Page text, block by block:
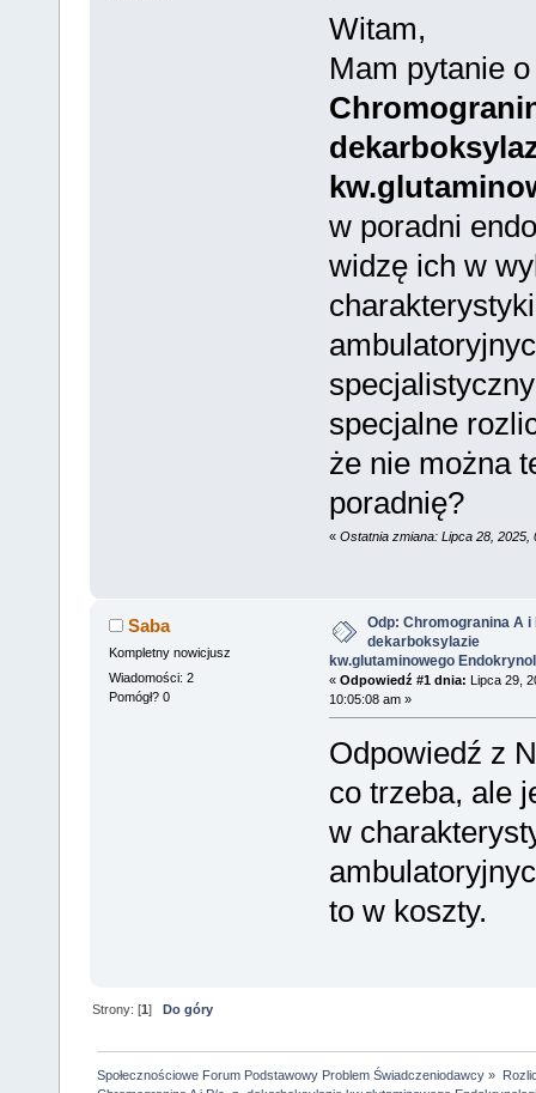
Witam,
Mam pytanie
w poradni
widzę ich w
specjalne
że nie można
poradnię?
« Ostatnia zmiana: Lipca 28, 2025,
Saba
Kompletny nowicjusz
Wiadomości: 2
Pomógł? 0
Odp: Chromogranina A i
dekarboksylazie
kw.glutaminowego
« Odpowiedź #1 dnia: Lipca 29,
10:05:08 am »
Odpowiedź z
co trzeba, ale
w
to w koszty.
Strony: [1]Do góry
Społecznościowe Forum Podstawowy Problem Świadczeniodawcy »